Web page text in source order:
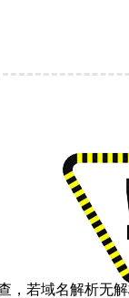
，若域名解析无